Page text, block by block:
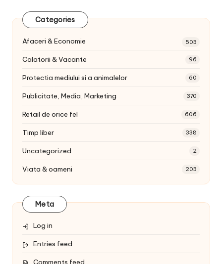
Categories
Afaceri & Economie 503
Calatorii & Vacante 96
Protectia mediului si a animalelor 60
Publicitate, Media, Marketing 370
Retail de orice fel 606
Timp liber 338
Uncategorized 2
Viata & oameni 203
Meta
Log in
Entries feed
Comments feed